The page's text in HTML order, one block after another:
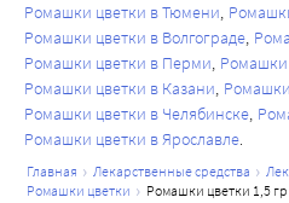
Ромашки цветки в Тюмени
Ромашки цветки в Волгограде
Ромашки цветки в Перми Ромашки
Ромашки цветки в Казани
Ромашки цветки в Челябинске
Ромашки цветки в Ярославле
главная лекарственные средства
ромашки цветки
ромашки цветки 1,5